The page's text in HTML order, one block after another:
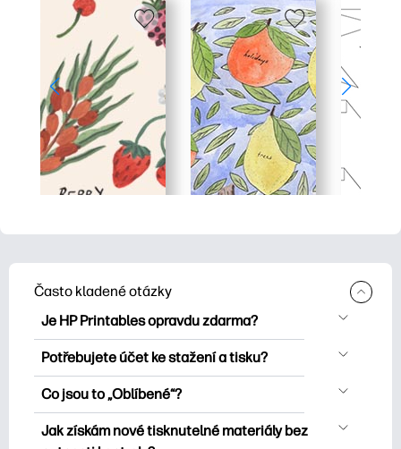
Často kladené otázky
Je HP Printables opravdu zdarma?
HP Printables nabízí více než 2500
bezplatných tisknutelných položek ke
stažení a tisku. Prozkoumejte oblíbené
omalovánky, zábavné učební listy,
řemesla a karty pro zvláštní příležitosti,
Potřebujete účet ke stažení a tisku?
Můžete prozkoumat a tisknout bez
vytvoření účtu. Přihlášení vám však
pomůže uložit vaše oblíbené tisknutelné
Co jsou to „Oblíbené“?
Favorites is your personal skrýš
oblíbených tisknutelných položek. Pokud
Jak získám nové tisknutelné materiály bez